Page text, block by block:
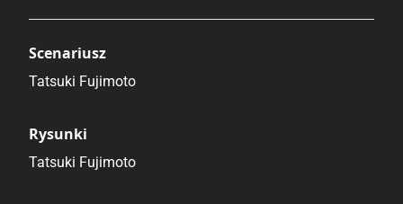
Scenariusz
Tatsuki Fujimoto
Rysunki
Tatsuki Fujimoto